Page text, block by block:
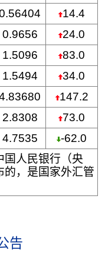
14.4
0.9656
24.0
1.5096
83.0
1.5494
34.0
147.2
2.8308
73.0
4.7535
-62.0
国人民银行（央
的，是国家外汇管
告